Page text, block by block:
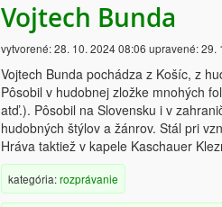
Vojtech Bunda
vytvorené:28. 10. 2024 08:06 upravené:29.
Vojtech Bunda pochádza z Košíc, z
Pôsobil v hudobnej zložke mnohých
atď.). Pôsobil na Slovensku i v
hudobných štýlov a žánrov. Stál pri
Hráva taktiež v kapele Kaschauer
kategória:rozprávanie